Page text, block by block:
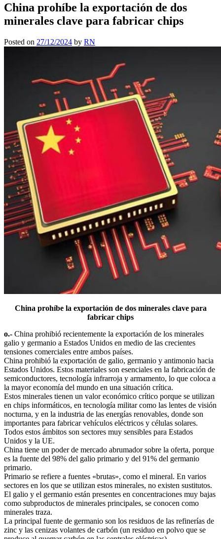
China prohíbe la exportación de dos
minerales clave para fabricar chips
Posted on 27/12/2024 by RN
China prohíbe la exportación de dos minerales clave para
fabricar chips
o.- China prohibió recientemente la exportación de los minerales
galio y germanio a Estados Unidos en medio de las crecientes
tensiones comerciales entre ambos países.
China prohibió la exportación de galio, germanio y antimonio hacia
Estados Unidos. Estos materiales son esenciales en la fabricación de
semiconductores, tecnología infrarroja y armamento, lo que coloca a
la mayor economía del mundo en una situación crítica.
Estos minerales tienen un valor económico crítico porque se utilizan
en chips informáticos, en tecnología militar como las lentes de visión
nocturna, y en la industria de las energías renovables, donde son
importantes para fabricar vehículos eléctricos y células solares.
Todos estos ámbitos son sectores muy sensibles para Estados
Unidos y la UE.
China tiene un poder de mercado abrumador sobre la oferta, porque
es la fuente del 98% del galio primario y del 91% del germanio
primario.
Primario se refiere a fuentes «brutas», como el mineral. En varios
sectores en los que se utilizan estos minerales, no existen sustitutos.
El galio y el germanio están presentes en concentraciones muy bajas
como subproductos de minerales principales, se conocen como
minerales traza.
La principal fuente de germanio son los residuos de las refinerías de
zinc y las cenizas volantes de carbón (un residuo en polvo que se